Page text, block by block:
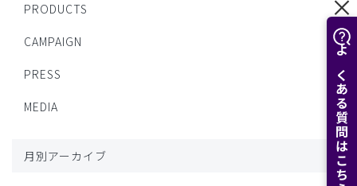
よくある質問はこちら
PRODUCTS
CAMPAIGN
PRESS
MEDIA
月別アーカイブ